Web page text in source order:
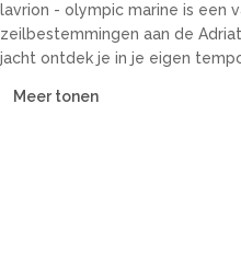
lavrion - olympic marine is een
zeilbestemmingen aan de
jacht ontdek je in je eigen
catamarans, zeiljachten,
Meer tonen